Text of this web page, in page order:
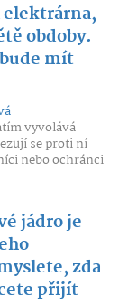
elektrárna,
obdoby.
mít
vyvolává
se proti ní
nebo ochránci
jádro je
zda
přijít